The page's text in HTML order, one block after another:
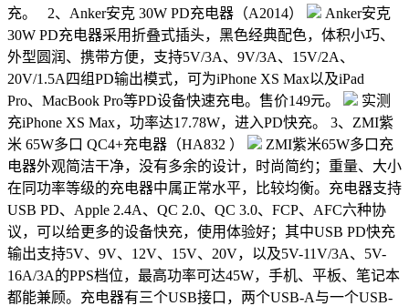
充。 2、Anker安克 30W PD充电器（A2014）
Anker安克
30W PD充电器采用折叠式插头，黑色经典配色，体积小巧、
外型圆润、携带方便，支持5V/3A、9V/3A、15V/2A、
20V/1.5A四组PD输出模式，可为iPhone XS Max以及iPad
Pro、MacBook Pro等PD设备快速充电。售价149元。
实测
充iPhone XS Max，功率达17.78W，进入PD快充。 3、ZMI紫
米 65W多口 QC4+充电器（HA832 ）
ZMI紫米65W多口充
电器外观简洁干净，没有多余的设计，时尚简约；重量、大小
在同功率等级的充电器中属正常水平，比较均衡。充电器支持
USB PD、Apple 2.4A、QC 2.0、QC 3.0、FCP、AFC六种协
议，可以给更多的设备快充，使用体验好；其中USB PD快充
输出支持5V、9V、12V、15V、20V，以及5V-11V/3A、5V-
16A/3A的PPS档位，最高功率可达45W，手机、平板、笔记本
都能兼顾。充电器有三个USB接口，两个USB-A与一个USB-